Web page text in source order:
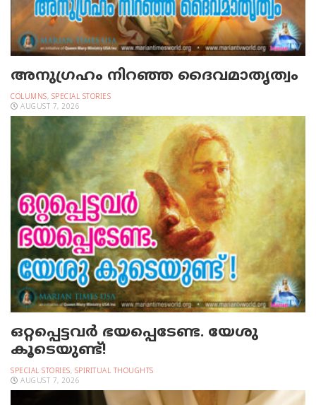
അനുഗ്രഹം നിറഞ്ഞ ദൈവമാതൃത്വം
COLUMNS, SPECIAL STORIES
AUGUST 7, 2026
ഒറ്റപ്പെട്ടവര്‍ ഭയപ്പെടേണ്ട. യേശു
കൂടെയുണ്ട്!
SPECIAL STORIES, SPIRITUAL THOUGHTS
AUGUST 7, 2026